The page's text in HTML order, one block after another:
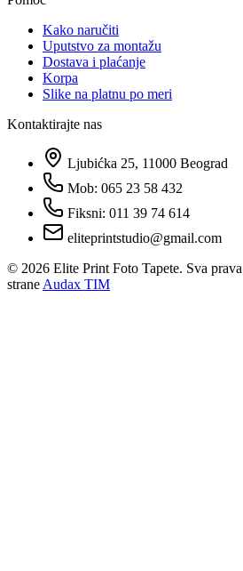
Kako naručiti
Uputstvo za montažu
Dostava i plaćanje
Korpa
Slike na platnu po meri
Kontaktirajte nas
Ljubićka 25, 11000 Beograd
Mob: 065 23 58 432
Fiksni: 011 39 74 614
eliteprintstudio@gmail.com
© 2026 Elite Print Foto Tapete. Sva
strane Audax TIM